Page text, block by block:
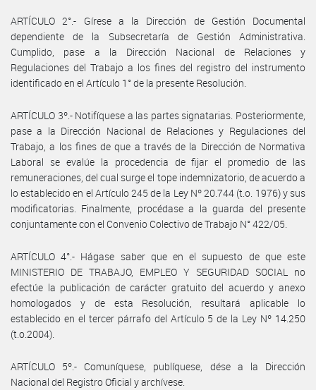
ARTÍCULO 2°.- Gírese a la Dirección de Gestión Documental
dependiente de la Subsecretaría de Gestión Administrativa.
Cumplido, pase a la Dirección Nacional de Relaciones y
Regulaciones del Trabajo a los fines del registro del instrumento
identificado en el Artículo 1° de la presente Resolución.
ARTÍCULO 3º.- Notifíquese a las partes signatarias. Posteriormente,
pase a la Dirección Nacional de Relaciones y Regulaciones del
Trabajo, a los fines de que a través de la Dirección de Normativa
Laboral se evalúe la procedencia de fijar el promedio de las
remuneraciones, del cual surge el tope indemnizatorio, de acuerdo a
lo establecido en el Artículo 245 de la Ley Nº 20.744 (t.o. 1976) y sus
modificatorias. Finalmente, procédase a la guarda del presente
conjuntamente con el Convenio Colectivo de Trabajo N° 422/05.
ARTÍCULO 4°.- Hágase saber que en el supuesto de que este
MINISTERIO DE TRABAJO, EMPLEO Y SEGURIDAD SOCIAL no
efectúe la publicación de carácter gratuito del acuerdo y anexo
homologados y de esta Resolución, resultará aplicable lo
establecido en el tercer párrafo del Artículo 5 de la Ley Nº 14.250
(t.o.2004).
ARTÍCULO 5º.- Comuníquese, publíquese, dése a la Dirección
Nacional del Registro Oficial y archívese.